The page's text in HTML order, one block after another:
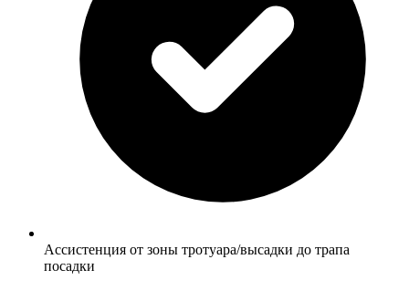
Ассистенция от зоны тротуара/высадки до трапа
посадки